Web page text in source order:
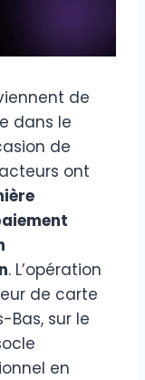
de
dans le
de
ont
. L’opération
de carte
Bas, sur le
en